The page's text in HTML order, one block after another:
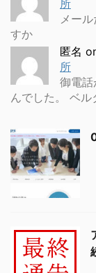
所
メー
すか
匿名
所
御電
んでした。 ベ